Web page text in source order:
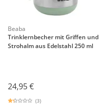
Beaba
Trinklernbecher mit Griffen und
Strohalm aus Edelstahl 250 ml
24,95 €
(3)